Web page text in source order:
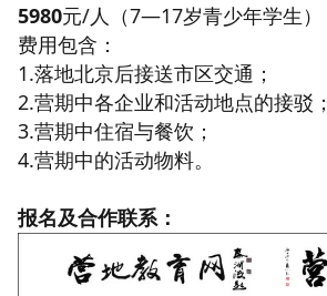
5980元/人（7—17岁青少年学生）
费用包含：
1.落地北京后接送市区交通；
2.营期中各企业和活动地点的接驳；
3.营期中住宿与餐饮；
4.营期中的活动物料。
报名及合作联系：